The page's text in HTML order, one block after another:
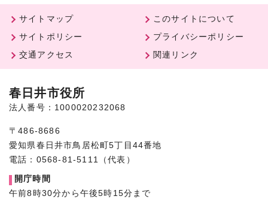
サイトマップ
このサイトについて
サイトポリシー
プライバシーポリシー
交通アクセス
関連リンク
春日井市役所
法人番号：1000020232068
〒486-8686
愛知県春日井市鳥居松町5丁目44番地
電話：0568-81-5111（代表）
開庁時間
午前8時30分から午後5時15分まで